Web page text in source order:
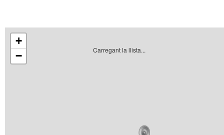
Carregant la llista...
+
−